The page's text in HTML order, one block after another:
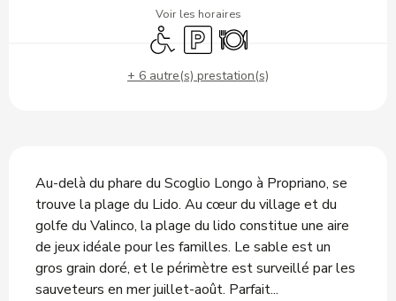
Voir les horaires
Accès handicapés
ParkingRestaurant
+ 6 autre(s) prestation(s)
Au-delà du phare du Scoglio Longo à Propriano, se
trouve la plage du Lido. Au cœur du village et du
golfe du Valinco, la plage du lido constitue une aire
de jeux idéale pour les familles. Le sable est un
gros grain doré, et le périmètre est surveillé par les
sauveteurs en mer juillet-août. Parfait...